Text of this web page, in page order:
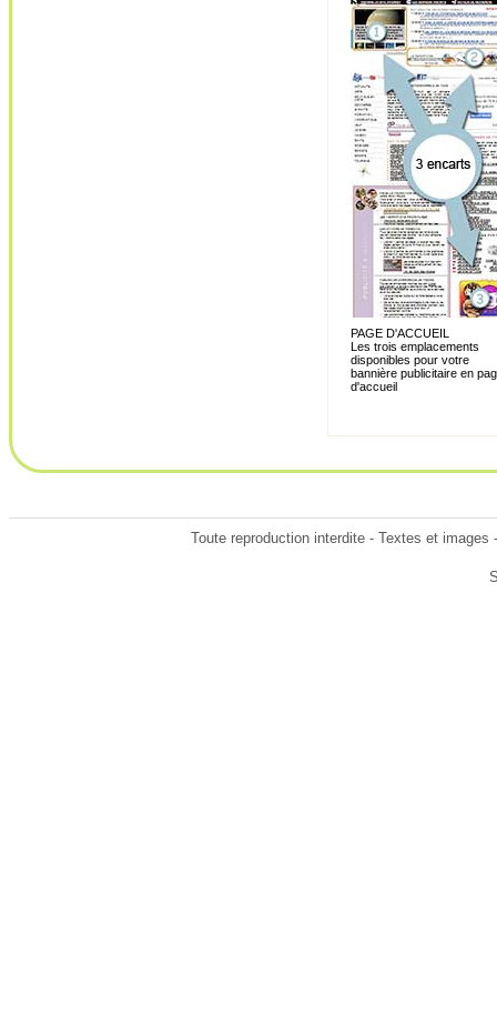
PAGE D'ACCUEIL
Les trois emplacements
disponibles pour votre
bannière publicitaire en
d'accueil
Toute reproduction interdite - Textes et